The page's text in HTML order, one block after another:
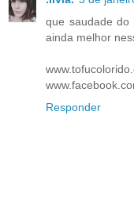
que saudade
ainda melhor
Responder